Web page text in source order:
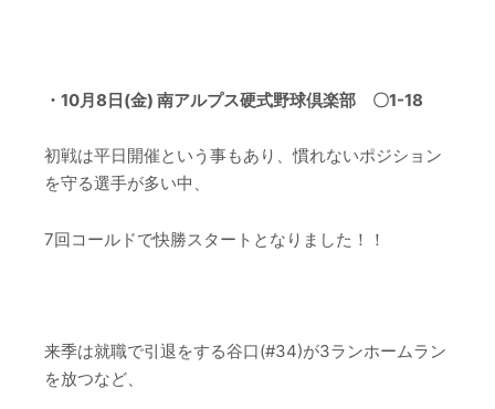
・10月8日(金) 南アルプス硬式野球倶楽部 〇1-18
初戦は平日開催という事もあり、慣れないポジション
を守る選手が多い中、
7回コールドで快勝スタートとなりました！！
来季は就職で引退をする谷口(#34)が3ランホームラン
を放つなど、